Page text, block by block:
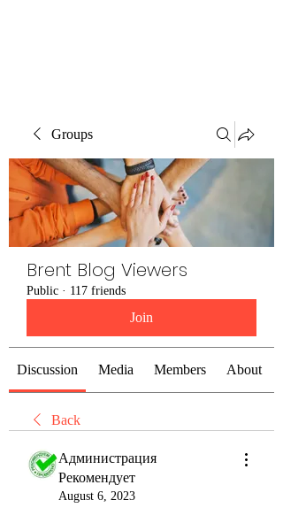
Groups
Brent Blog Viewers
Public · 117 friends
Join
Discussion Media Members About
Back
Администрация
Рекомендует
August 6, 2023